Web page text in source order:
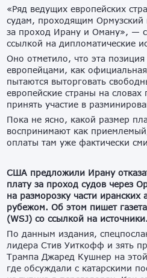
«Ряд ведущих европейских
судам, проходящим Ормузский
за проход Ирану и Оману», —
ссылкой на дипломатические
Оно отметило, что эта позиция
европейцами, как
пытаются выторговать
европейские страны на словах
принять участие в
Пока не ясно, какой размер
воспринимают как
оплаты там уже фактически
США предложили Ирану
плату за проход судов через
на разморозку части иранских
рубежом. Об этом пишет
(WSJ) со ссылкой на источники.
По данным издания,
лидера Стив Уиткофф и зять
Трампа Джаред Кушнер на
где обсуждали с катарскими